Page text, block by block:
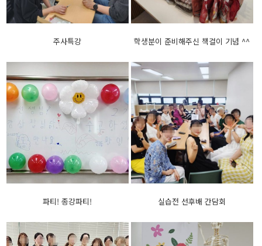
주사특강 학생분이 준비해주신 책걸이 기념 ^^
파티! 종강파티! 실습전 선후배 간담회